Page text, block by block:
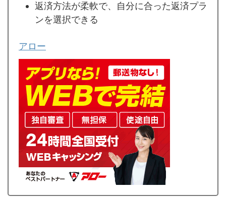
返済方法が柔軟で、自分に合った返済プラ
ンを選択できる
アロー